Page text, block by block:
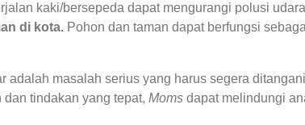
kaki/bersepeda dapat mengurangi polusi
di kota. Pohon dan taman dapat berfungsi
adalah masalah serius yang harus segera
tindakan yang tepat, Moms dapat melindungi